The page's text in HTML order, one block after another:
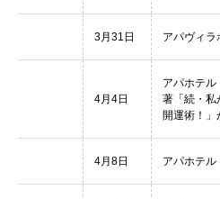
3月31日 アパヴィラ
4月4日
アパホテ
著「続・私
開運術！」
4月8日 アパホテル